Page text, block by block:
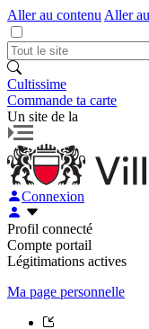
Aller au contenu Aller
Cultissime
Commande ta carte
Un site de la
Connexion
Profil connecté
Compte portail
Légitimations actives
Ma page personnelle